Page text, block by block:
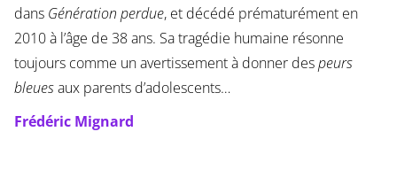
dans Génération perdue, et décédé prématurément en
2010 à l’âge de 38 ans. Sa tragédie humaine résonne
toujours comme un avertissement à donner despeurs
bleuesaux parents d’adolescents…
Frédéric Mignard